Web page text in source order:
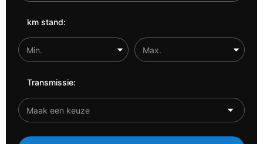
km stand:
Transmissie: